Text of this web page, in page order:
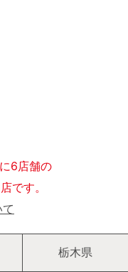
6店舗の
です。
栃木県